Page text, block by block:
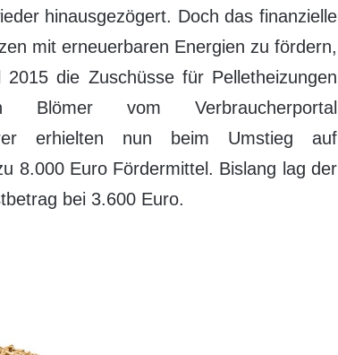
hinausgezögert. Doch das finanzielle
mit erneuerbaren Energien zu fördern,
die Zuschüsse für Pelletheizungen
vom Verbraucherportal
erhielten nun beim Umstieg auf
8.000 Euro Fördermittel. Bislang lag der
bei 3.600 Euro.